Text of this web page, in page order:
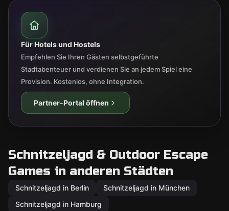
Für Hotels und Hostels
Empfehlen Sie Ihren Gästen selbstgeführte
Stadtabenteuer und verdienen Sie an jedem Spiel eine
Provision. Kostenlos, ohne Integration.
Partner-Portal öffnen
Schnitzeljagd & Outdoor Escape
Games in anderen Städten
Schnitzeljagd in Berlin
Schnitzeljagd in München
Schnitzeljagd in Hamburg